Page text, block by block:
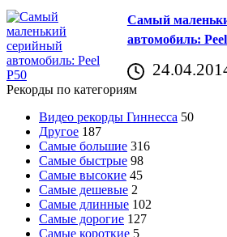
Самый
автомобиль:
Рекорды по категориям
Видео рекорды Гиннесса 50
Другое 187
Самые большие 316
Самые быстрые 98
Самые высокие 45
Самые дешевые 2
Самые длинные 102
Самые дорогие 127
Самые короткие 5